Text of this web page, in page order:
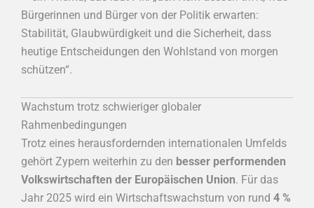
Bürgerinnen und Bürger von der Politik erwarten:
Stabilität, Glaubwürdigkeit und die Sicherheit, dass
heutige Entscheidungen den Wohlstand von morgen
schützen“.
Wachstum trotz schwieriger globaler
Rahmenbedingungen
Trotz eines herausfordernden internationalen Umfelds
gehört Zypern weiterhin zu den besser performenden
Volkswirtschaften der Europäischen Union. Für das
Jahr 2025 wird ein Wirtschaftswachstum von rund 4 %